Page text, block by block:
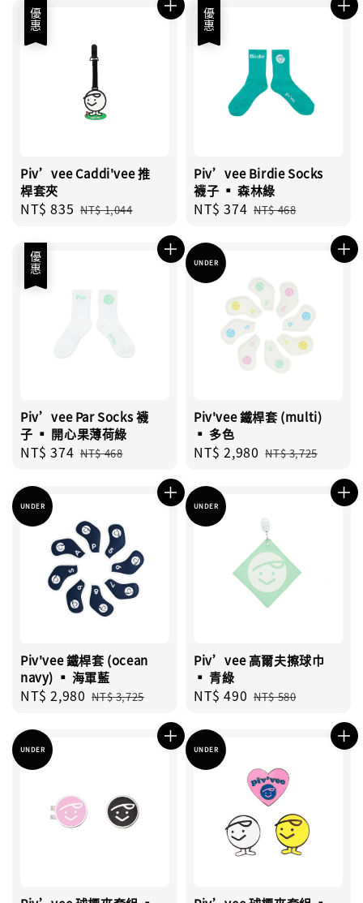
優惠
Piv’vee Caddi'vee 推
桿套夾
Sale
NT$ 835 Regular
NT$ 1,044
優惠
Piv’vee Birdie Socks
襪子 ▪︎ 森林綠
Sale
NT$ 374 Regular
NT$ 468
優惠
Piv’vee Par Socks 襪
子 ▪︎ 開心果薄荷綠
Sale
NT$ 374 Regular
NT$ 468
UNDER
Piv'vee 鐵桿套 (multi)
▪︎ 多色
Sale
NT$ 2,980 Regular
NT$ 3,725
UNDER
Piv'vee 鐵桿套 (ocean
navy) ▪︎ 海軍藍
Sale
NT$ 2,980 Regular
NT$ 3,725
UNDER
Piv’vee 高爾夫擦球巾
▪︎ 青綠
Sale
NT$ 490 Regular
NT$ 580
UNDER UNDER